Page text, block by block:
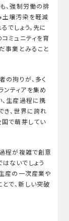
、強制労働の排
土壌汚染を軽減
でしょう。先に
ミュニティを育
事業とみること
の拘りが、多く
ティアを集め
生産過程に携
き、世界に誇れ
国で萌芽してい
程が複雑で創意
ないでしょう
産の一次産業や
で、新しい突破